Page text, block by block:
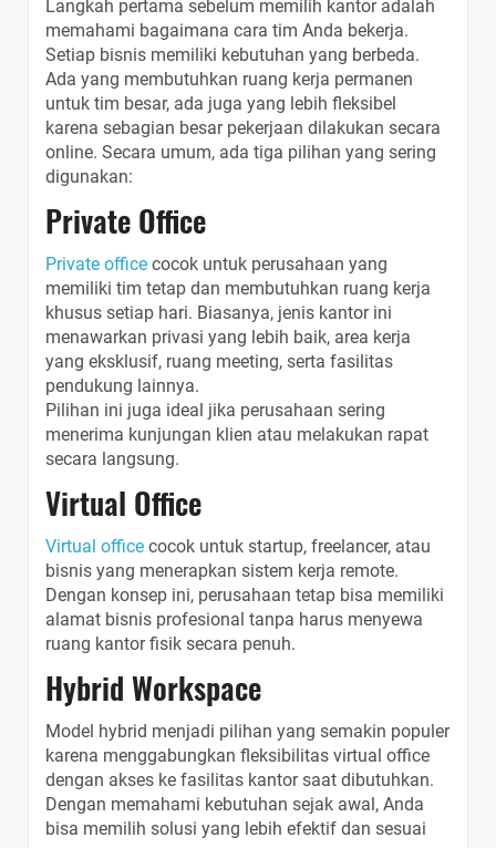
Langkah pertama sebelum memilih kantor adalah
memahami bagaimana cara tim Anda bekerja.
Setiap bisnis memiliki kebutuhan yang berbeda.
Ada yang membutuhkan ruang kerja permanen
untuk tim besar, ada juga yang lebih fleksibel
karena sebagian besar pekerjaan dilakukan secara
online. Secara umum, ada tiga pilihan yang sering
digunakan:
Private Office
Private office cocok untuk perusahaan yang
memiliki tim tetap dan membutuhkan ruang kerja
khusus setiap hari. Biasanya, jenis kantor ini
menawarkan privasi yang lebih baik, area kerja
yang eksklusif, ruang meeting, serta fasilitas
pendukung lainnya.
Pilihan ini juga ideal jika perusahaan sering
menerima kunjungan klien atau melakukan rapat
secara langsung.
Virtual Office
Virtual office cocok untuk startup, freelancer, atau
bisnis yang menerapkan sistem kerja remote.
Dengan konsep ini, perusahaan tetap bisa memiliki
alamat bisnis profesional tanpa harus menyewa
ruang kantor fisik secara penuh.
Hybrid Workspace
Model hybrid menjadi pilihan yang semakin populer
karena menggabungkan fleksibilitas virtual office
dengan akses ke fasilitas kantor saat dibutuhkan.
Dengan memahami kebutuhan sejak awal, Anda
bisa memilih solusi yang lebih efektif dan sesuai